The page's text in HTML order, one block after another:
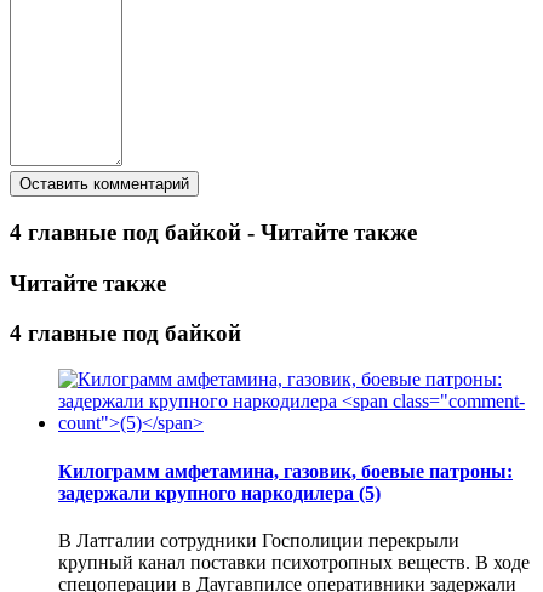
4 главные под байкой - Читайте также
Читайте также
4 главные под байкой
Килограмм амфетамина, газовик, боевые патроны:
задержали крупного наркодилера (5)
В Латгалии сотрудники Госполиции перекрыли
крупный канал поставки психотропных веществ. В ходе
спецоперации в Даугавпилсе оперативники задержали